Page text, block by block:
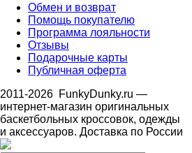
Обмен и возврат
Помощь покупателю
Программа лояльности
Отзывы
Подарочные карты
Публичная оферта
2011-2026 FunkyDunky.ru —
интернет-магазин оригинальных
баскетбольных кроссовок, одежды
и аксессуаров. Доставка по России